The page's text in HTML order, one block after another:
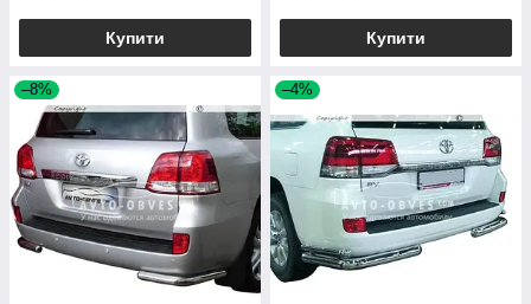
Купити Купити
–8% –4%